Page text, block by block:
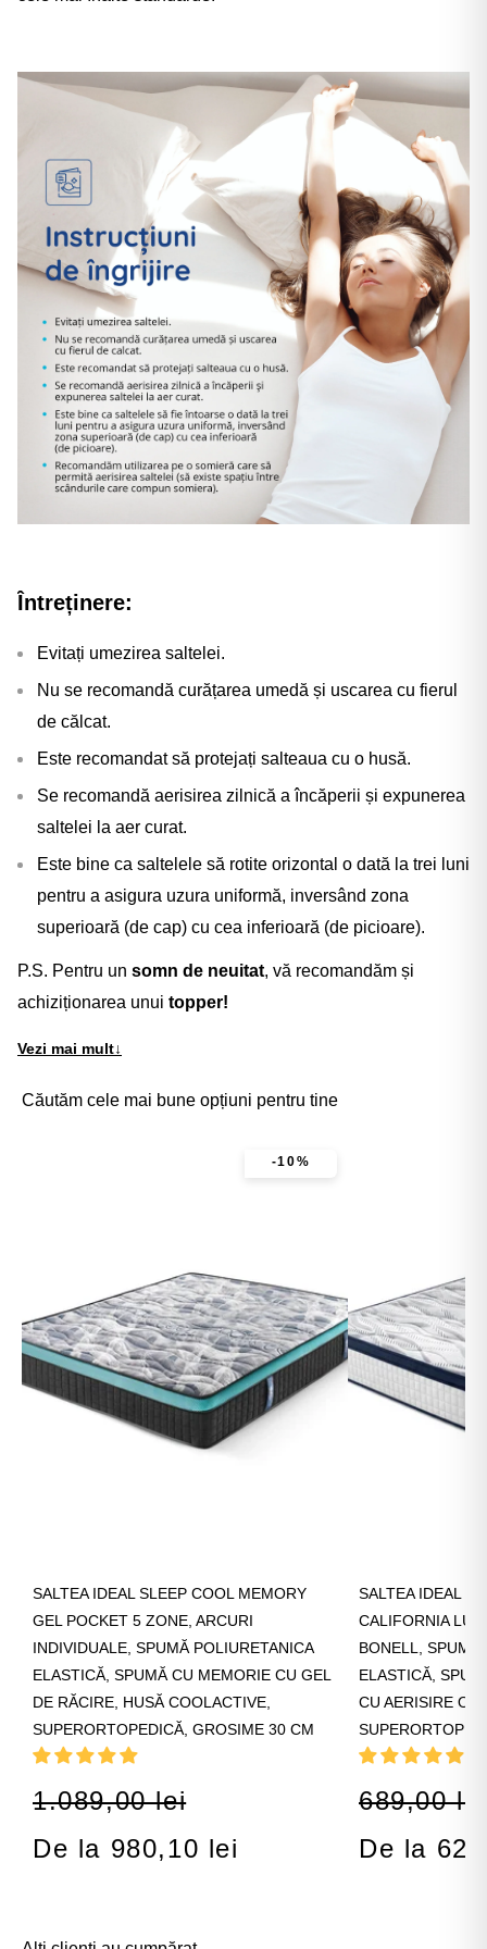
Întreținere:
Evitați umezirea saltelei.
Nu se recomandă curățarea umedă și uscarea cu fierul
de călcat.
Este recomandat să protejați salteaua cu o husă.
Se recomandă aerisirea zilnică a încăperii și expunerea
saltelei la aer curat.
Este bine ca saltelele să rotite orizontal o dată la trei luni
pentru a asigura uzura uniformă, inversând zona
superioară (de cap) cu cea inferioară (de picioare).
P.S. Pentru un somn de neuitat, vă recomandăm și
achiziționarea unui topper!
Vezi mai mult↓
Căutăm cele mai bune opțiuni pentru tine
-10%
SALTEA IDEAL SLEEP COOL MEMORY
GEL POCKET 5 ZONE, ARCURI
INDIVIDUALE, SPUMĂ POLIURETANICA
ELASTICĂ, SPUMĂ CU MEMORIE CU GEL
DE RĂCIRE, HUSĂ COOLACTIVE,
SUPERORTOPEDICĂ, GROSIME 30 CM
1.089,00 lei
De la 980,10 lei
SALTEA IDEAL
CALIFORNIA
BONELL, SPUMĂ
ELASTICĂ,
CU AERISIRE
689,00 lei
De la